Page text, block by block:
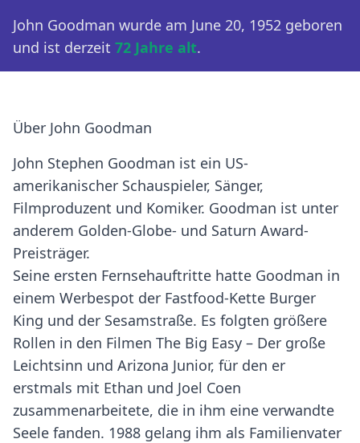
John Goodman wurde am June 20, 1952 geboren
und ist derzeit 72 Jahre alt.
Über John Goodman
John Stephen Goodman ist ein US-
amerikanischer Schauspieler, Sänger,
Filmproduzent und Komiker. Goodman ist unter
anderem Golden-Globe- und Saturn Award-
Preisträger.
Seine ersten Fernsehauftritte hatte Goodman in
einem Werbespot der Fastfood-Kette Burger
King und der Sesamstraße. Es folgten größere
Rollen in den Filmen The Big Easy – Der große
Leichtsinn und Arizona Junior, für den er
erstmals mit Ethan und Joel Coen
zusammenarbeitete, die in ihm eine verwandte
Seele fanden. 1988 gelang ihm als Familienvater